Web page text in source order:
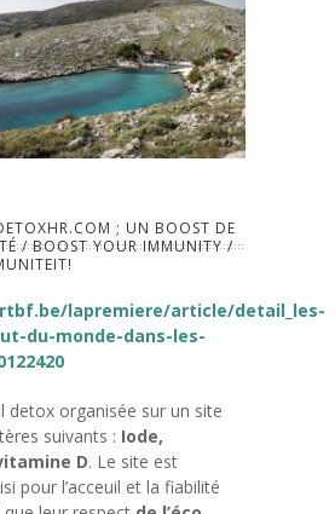
; UN BOOST DE
/ BOOST YOUR IMMUNITY /
lapremiere/article/detail_les-
du-monde-dans-les-
detox organisée sur un site
suivants : Iode,
D. Le site est
pour l’acceuil et la fiabilité